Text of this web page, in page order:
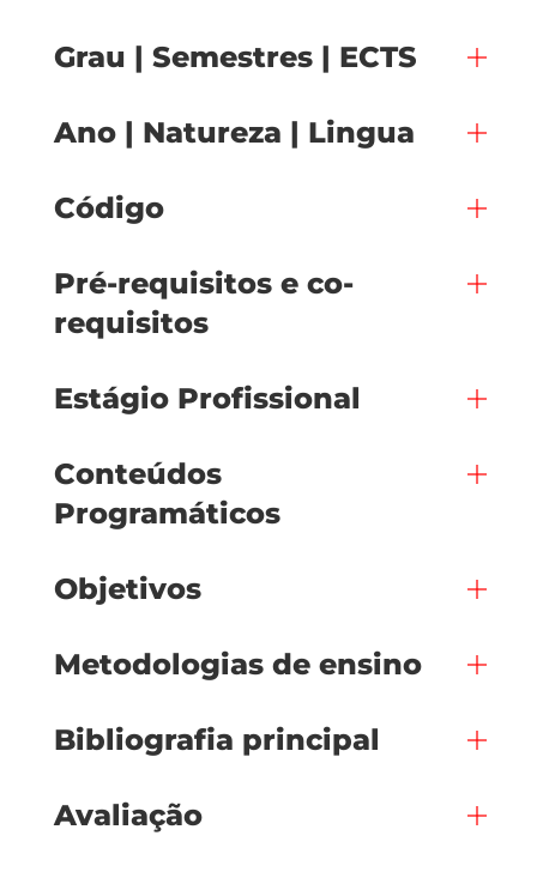
Grau | Semestres | ECTS
Ano | Natureza | Lingua
Código
Pré-requisitos e co-
requisitos
Estágio Profissional
Conteúdos
Programáticos
Objetivos
Metodologias de ensino
Bibliografia principal
Avaliação